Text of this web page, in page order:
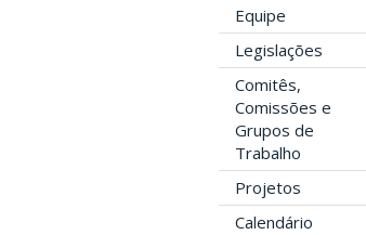
Equipe
Legislações
Comitês,
Comissões e
Grupos de
Trabalho
Projetos
Calendário